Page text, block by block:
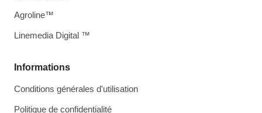
Informations
Conditions générales d'utilisation
Politique de confidentialité
Agroline™
Linemedia Digital ™